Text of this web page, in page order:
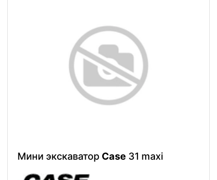
Мини экскаватор Case 31 maxi